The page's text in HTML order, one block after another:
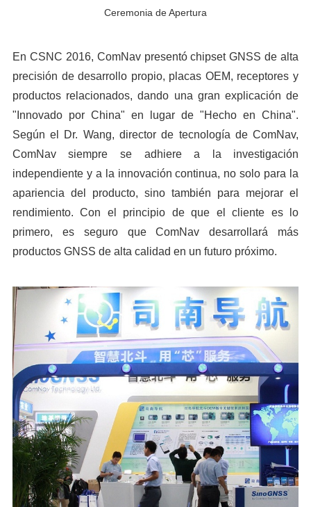
Ceremonia de Apertura
En CSNC 2016, ComNav presentó chipset GNSS de alta
precisión de desarrollo propio, placas OEM, receptores y
productos relacionados, dando una gran explicación de
"Innovado por China" en lugar de "Hecho en China".
Según el Dr. Wang, director de tecnología de ComNav,
ComNav siempre se adhiere a la investigación
independiente y a la innovación continua, no solo para la
apariencia del producto, sino también para mejorar el
rendimiento. Con el principio de que el cliente es lo
primero, es seguro que ComNav desarrollará más
productos GNSS de alta calidad en un futuro próximo.